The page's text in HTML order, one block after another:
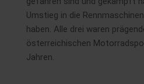
Umstieg in die
haben. Alle drei waren
österreichischen
Jahren.